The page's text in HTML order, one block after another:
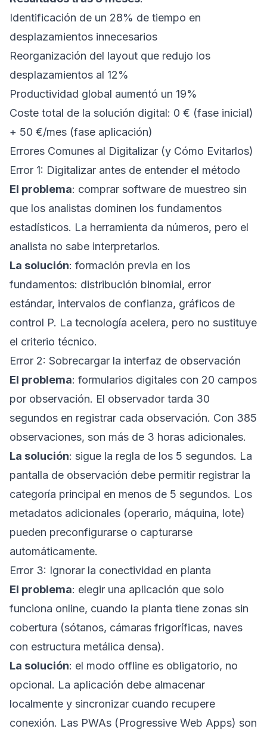
Identificación de un 28% de tiempo en
desplazamientos innecesarios
Reorganización del layout que redujo los
desplazamientos al 12%
Productividad global aumentó un 19%
Coste total de la solución digital: 0 € (fase inicial)
+ 50 €/mes (fase aplicación)
Errores Comunes al Digitalizar (y Cómo Evitarlos)
Error 1: Digitalizar antes de entender el método
El problema: comprar software de muestreo sin
que los analistas dominen los fundamentos
estadísticos. La herramienta da números, pero el
analista no sabe interpretarlos.
La solución: formación previa en los
fundamentos: distribución binomial, error
estándar, intervalos de confianza, gráficos de
control P. La tecnología acelera, pero no sustituye
el criterio técnico.
Error 2: Sobrecargar la interfaz de observación
El problema: formularios digitales con 20 campos
por observación. El observador tarda 30
segundos en registrar cada observación. Con 385
observaciones, son más de 3 horas adicionales.
La solución: sigue la regla de los 5 segundos. La
pantalla de observación debe permitir registrar la
categoría principal en menos de 5 segundos. Los
metadatos adicionales (operario, máquina, lote)
pueden preconfigurarse o capturarse
automáticamente.
Error 3: Ignorar la conectividad en planta
El problema: elegir una aplicación que solo
funciona online, cuando la planta tiene zonas sin
cobertura (sótanos, cámaras frigoríficas, naves
con estructura metálica densa).
La solución: el modo offline es obligatorio, no
opcional. La aplicación debe almacenar
localmente y sincronizar cuando recupere
conexión. Las PWAs (Progressive Web Apps) son